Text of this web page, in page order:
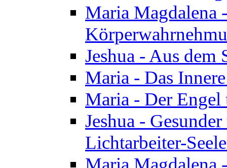
Maria Magdalena
Jeshua - Aus dem
Maria - Das
Maria - Der Engel
Jeshua -
Lichtarbeiter-